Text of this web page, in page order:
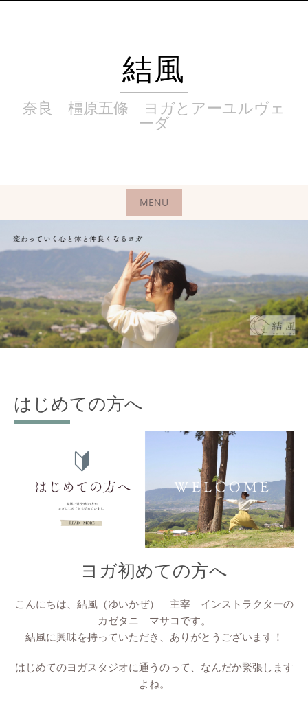
結風
奈良 橿原五條 ヨガとアーユルヴェ
ーダ
MENU
to
はじめての方へ
ヨガ初めての方へ
こんにちは、結風（ゆいかぜ） 主宰 インストラクターの
カゼタニ マサコです。
結風に興味を持っていただき、ありがとうございます！
はじめてのヨガスタジオに通うのって、なんだか緊張します
よね。